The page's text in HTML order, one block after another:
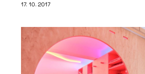
17. 10. 2017